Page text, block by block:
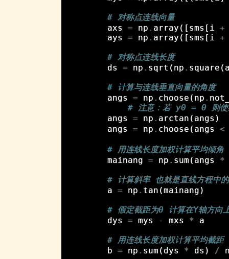
# 对称点连线向量
axs
= np . array ([ sms [ i +
ays
= np . array ([ sms [ i +
# 对称点连线长度
ds
= np . sqrt ( np . square (
# 计算与连线垂直向量的角度
angs
= np . choose ( np .
# 注意：若 y0 = 0 则使
angs
= np . arctan ( angs )
angs
= np . choose ( angs <
# 用连线长度加权计算平均倾角
mainang = np . sum ( angs
*
# 计算斜率 也就是直线方程中
a = np . tan (mainang)
# 假定截距为0 计算在Y轴方向
dys
= mys - mxs *
a
# 用连线长度加权计算平均截距
b = np . sum ( dys * ds ) /